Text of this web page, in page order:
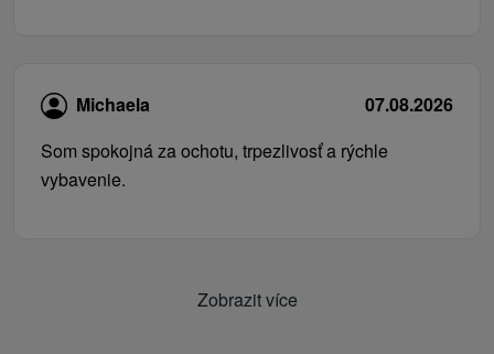
Michaela
07.08.2026
Som spokojná za ochotu, trpezlivosť a rýchle
vybavenie.
Zobrazit více